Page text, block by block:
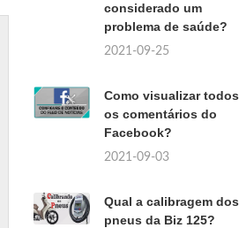
considerado um
problema de saúde?
2021-09-25
Como visualizar todos
os comentários do
Facebook?
2021-09-03
Qual a calibragem dos
pneus da Biz 125?